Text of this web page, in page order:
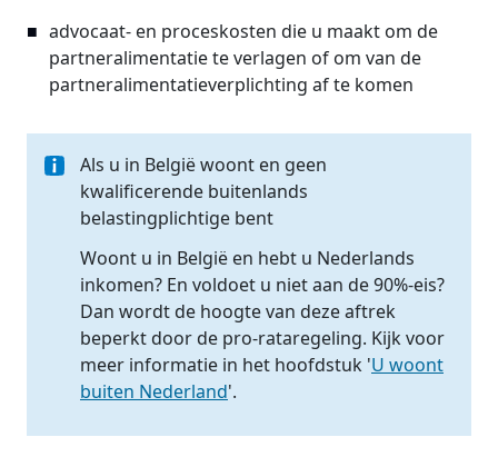
advocaat- en proceskosten die u maakt om de
partneralimentatie te verlagen of om van de
partneralimentatieverplichting af te komen
Als u in België woont en geen
kwalificerende buitenlands
belastingplichtige bent
Woont u in België en hebt u Nederlands
inkomen? En voldoet u niet aan de 90%-eis?
Dan wordt de hoogte van deze aftrek
beperkt door de pro-rataregeling. Kijk voor
meer informatie in het hoofdstuk 'U woont
buiten Nederland'.